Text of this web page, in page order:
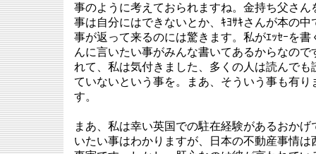
事のように考えておられますね。金持ち父さ
事は自分にはできないとか、ｷﾖｻｷさんが本の
事が返って来るのには驚きます。私がｴｯｾｰを
んに言いたい事がみんな書いてあるからなの
れて、私は気付きました、多くの人は読んで
ていないという事を。まあ、そういう事も有
す。
まあ、私は幸い英国での駐在経験があるおか
いたい事はわかりますが、日本の不動産事情